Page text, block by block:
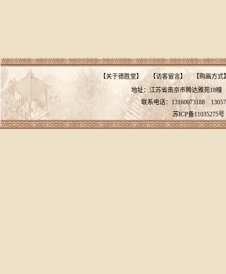
【关于德胜堂】 【访客留言】 【购画方式
地址：江苏省南京市腾达雅苑
联系电话：13160073188
苏ICP备11035275号